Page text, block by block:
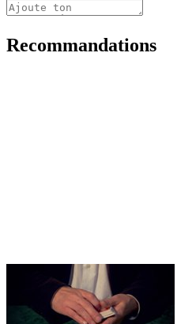
Recommandations